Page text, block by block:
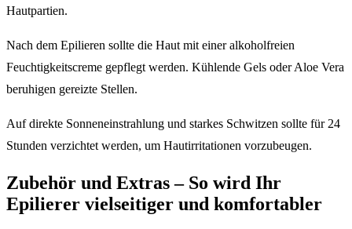
Hautpartien.
Nach dem Epilieren sollte die Haut mit einer alkoholfreien
Feuchtigkeitscreme gepflegt werden. Kühlende Gels oder Aloe Vera
beruhigen gereizte Stellen.
Auf direkte Sonneneinstrahlung und starkes Schwitzen sollte für 24
Stunden verzichtet werden, um Hautirritationen vorzubeugen.
Zubehör und Extras – So wird Ihr
Epilierer vielseitiger und komfortabler